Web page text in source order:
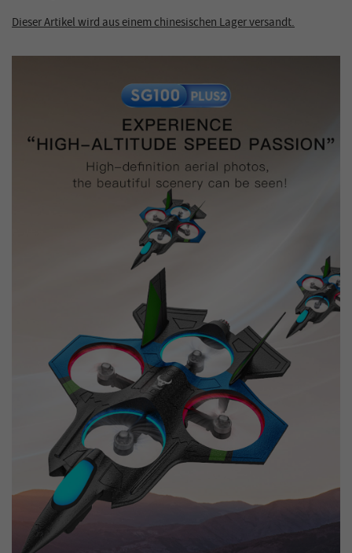
Dieser Artikel wird aus einem chinesischen Lager versandt.